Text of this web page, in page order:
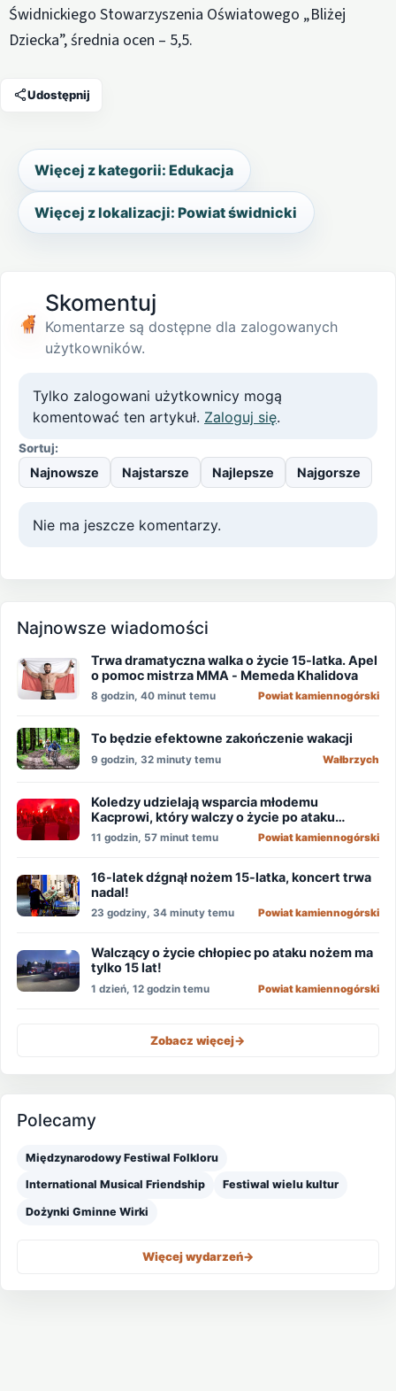
Świdnickiego Stowarzyszenia Oświatowego „Bliżej
Dziecka”, średnia ocen – 5,5.
Udostępnij
Więcej z kategorii: Edukacja
Więcej z lokalizacji: Powiat świdnicki
Skomentuj
Komentarze są dostępne dla zalogowanych
użytkowników.
Tylko zalogowani użytkownicy mogą
komentować ten artykuł. Zaloguj się.
Sortuj:
Najnowsze Najstarsze Najlepsze Najgorsze
Nie ma jeszcze komentarzy.
Najnowsze wiadomości
Trwa dramatyczna walka o życie 15-latka. Apel
o pomoc mistrza MMA - Memeda Khalidova
8 godzin, 40 minut temu Powiat kamiennogórski
To będzie efektowne zakończenie wakacji
9 godzin, 32 minuty temu Wałbrzych
Koledzy udzielają wsparcia młodemu
Kacprowi, który walczy o życie po ataku
nożownika!
11 godzin, 57 minut temu Powiat kamiennogórski
16-latek dźgnął nożem 15-latka, koncert trwa
nadal!
23 godziny, 34 minuty temu Powiat kamiennogórski
Walczący o życie chłopiec po ataku nożem ma
tylko 15 lat!
1 dzień, 12 godzin temu Powiat kamiennogórski
Zobacz więcej->
Polecamy
Międzynarodowy Festiwal Folkloru
International Musical Friendship Festiwal wielu kultur
Dożynki Gminne Wirki
Więcej wydarzeń->